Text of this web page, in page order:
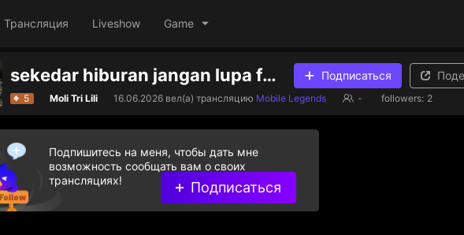
Трансляция Liveshow Game
sekedar hiburan jangan lupa follow kawan Подписаться
5 Moli Tri Lili 16.06.2026 вел(а) трансляцию Mobile Legends - followers: 2
Подпишитесь на меня, чтобы дать мне
возможность сообщать вам о своих
трансляциях!
Подписаться